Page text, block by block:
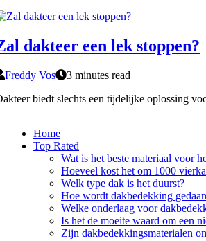
dakteer een lek stoppen?
Freddy Vos
3 minutes read
biedt slechts een tijdelijke oplossing
Home
Top Rated
Wat is het beste materiaal voor
Hoeveel kost het om 1000
Welk type dak is het duurst?
Hoe wordt dakbedekking
Welke onderlaag voor
Is het de moeite waard om een
Zijn dakbedekkingsmaterialen